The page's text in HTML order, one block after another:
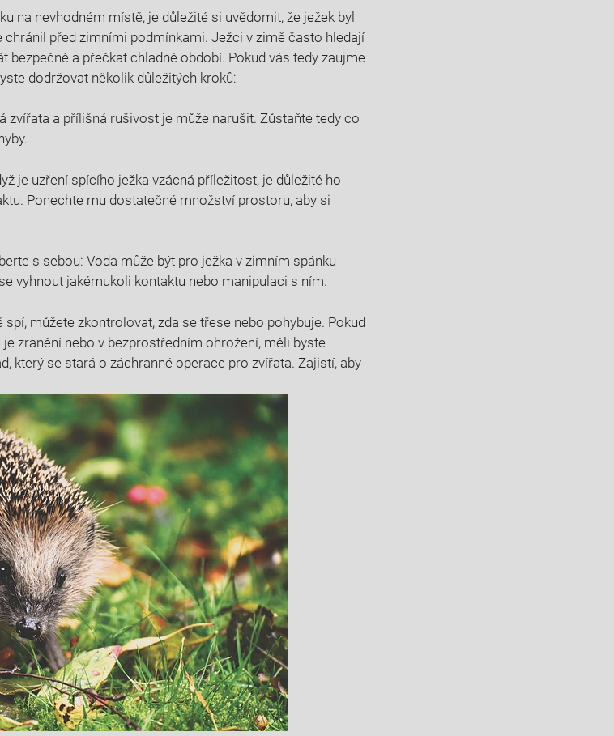
na nevhodném místě, je důležité si uvědomit, že ježek byl
chránil před zimními podmínkami. Ježci v zimě často hledají
bezpečně a přečkat chladné období. Pokud vás tedy zaujme
dodržovat několik důležitých kroků:
zvířata a přílišná rušivost je může narušit. Zůstaňte tedy co
je uzření spícího ježka vzácná příležitost, je důležité ho
Ponechte mu dostatečné množství prostoru, aby si
s sebou: Voda může být pro ježka v zimním spánku
vyhnout jakémukoli kontaktu nebo manipulaci s ním.
můžete zkontrolovat, zda se třese nebo pohybuje. Pokud
zranění nebo v bezprostředním ohrožení, měli byste
který se stará o záchranné operace pro zvířata. Zajistí, aby